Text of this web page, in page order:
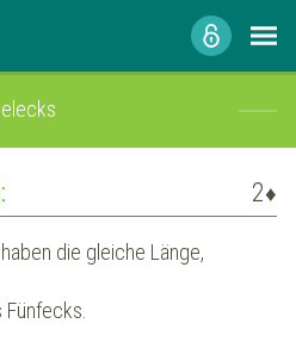
2♦
haben die gleiche Länge,
Fünfecks.